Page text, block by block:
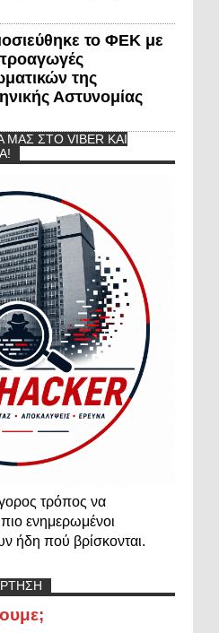
το ΦΕΚ με
της
Αστυνομίας
ΣΤΟ VIBER ΚΑΙ
τρόπος να
ενημερωμένοι
ήδη πού βρίσκονται.